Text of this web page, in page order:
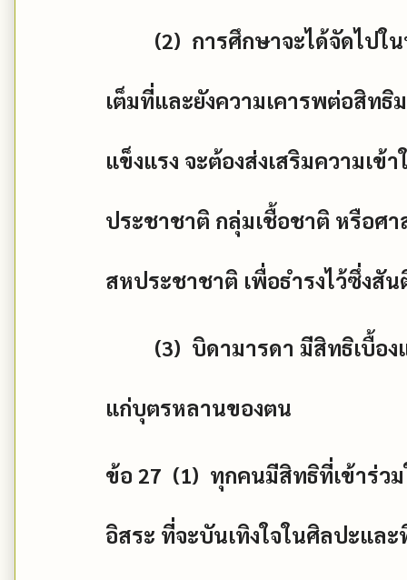
(2) การศึกษาจะได้จัดไป
เต็มที่และยังความเคารพต่อสิท
แข็งแรง จะต้องส่งเสริมความเ
ประชาชาติ กลุ่มเชื้อชาติ หรือศา
สหประชาชาติ เพื่อธำรงไว้ซึ่งสั
(3) บิดามารดา มีสิทธิเบื้อ
แก่บุตรหลานของตน
ข้อ 27 (1) ทุกคนมีสิทธิที่เข้าร่ว
อิสระ ที่จะบันเทิงใจในศิลปะแ